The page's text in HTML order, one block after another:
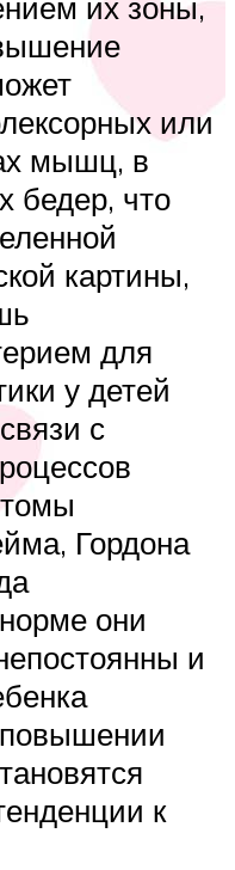
или
мышц, в
бедер, что
картины,
для
у детей
с
Гордона
они
и
к